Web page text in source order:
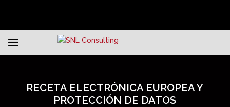
RECETA ELECTRÓNICA EUROPEA Y
PROTECCIÓN DE DATOS